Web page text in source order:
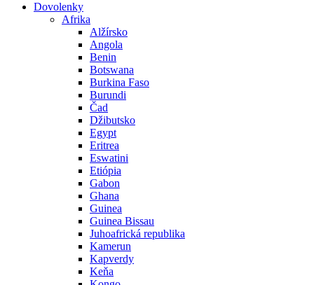
Dovolenky
Afrika
Alžírsko
Angola
Benin
Botswana
Burkina Faso
Burundi
Čad
Džibutsko
Egypt
Eritrea
Eswatini
Etiópia
Gabon
Ghana
Guinea
Guinea Bissau
Juhoafrická republika
Kamerun
Kapverdy
Keňa